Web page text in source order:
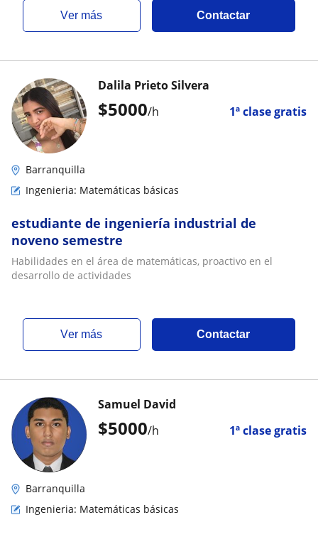
ver más Contactar
$5000/h 1ª clase gratis
Dalila Prieto Silvera
Barranquilla
Ingenieria: Matemáticas básicas
estudiante de ingeniería industrial de
noveno semestre
Habilidades en el área de matemáticas, proactivo en el
desarrollo de actividades
ver más Contactar
$5000/h 1ª clase gratis
Samuel David
Barranquilla
Ingenieria: Matemáticas básicas